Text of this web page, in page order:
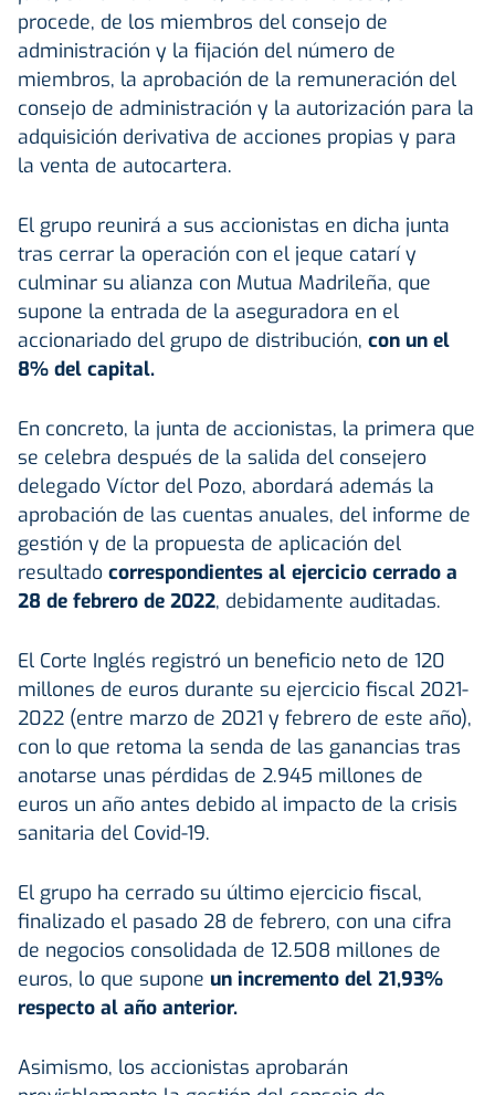
procede, de los miembros del consejo de
administración y la fijación del número de
miembros, la aprobación de la remuneración del
consejo de administración y la autorización para la
adquisición derivativa de acciones propias y para
la venta de autocartera.
El grupo reunirá a sus accionistas en dicha junta
tras cerrar la operación con el jeque catarí y
culminar su alianza con Mutua Madrileña, que
supone la entrada de la aseguradora en el
accionariado del grupo de distribución, con un el
8% del capital.
En concreto, la junta de accionistas, la primera que
se celebra después de la salida del consejero
delegado Víctor del Pozo, abordará además la
aprobación de las cuentas anuales, del informe de
gestión y de la propuesta de aplicación del
resultado correspondientes al ejercicio cerrado a
28 de febrero de 2022, debidamente auditadas.
El Corte Inglés registró un beneficio neto de 120
millones de euros durante su ejercicio fiscal 2021-
2022 (entre marzo de 2021 y febrero de este año),
con lo que retoma la senda de las ganancias tras
anotarse unas pérdidas de 2.945 millones de
euros un año antes debido al impacto de la crisis
sanitaria del Covid-19.
El grupo ha cerrado su último ejercicio fiscal,
finalizado el pasado 28 de febrero, con una cifra
de negocios consolidada de 12.508 millones de
euros, lo que supone un incremento del 21,93%
respecto al año anterior.
Asimismo, los accionistas aprobarán